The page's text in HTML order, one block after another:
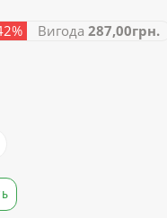
Вигода 287,00грн.